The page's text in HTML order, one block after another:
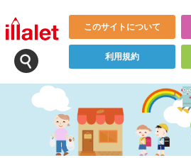
このサイトについて
利用規約